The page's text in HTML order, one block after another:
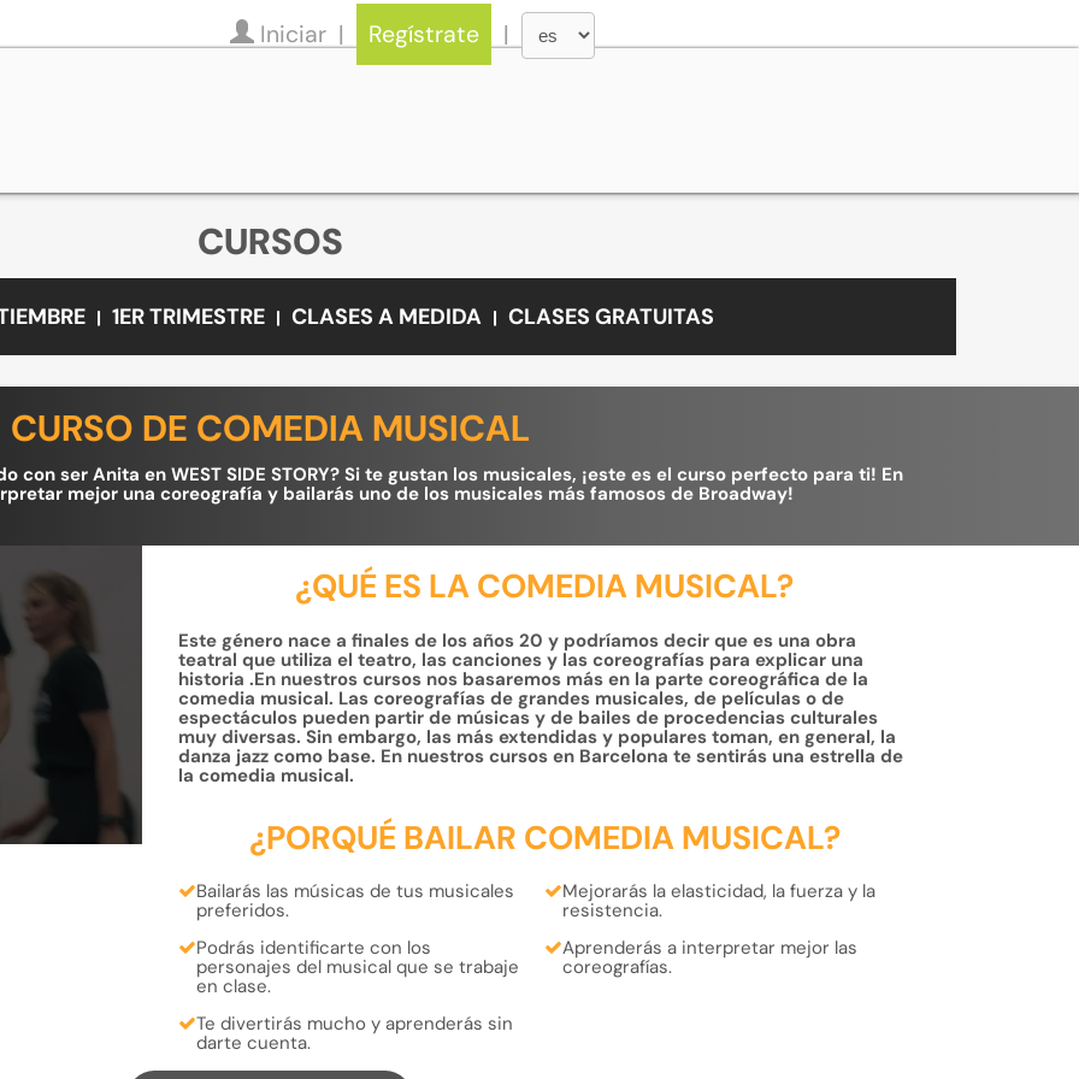
Iniciar Regístrate
CURSOS
1ER TRIMESTRE CLASES A MEDIDA CLASES GRATUITAS
CURSO DE COMEDIA MUSICAL
con ser Anita en WEST SIDE STORY? Si te gustan los musicales, ¡este es el curso perfecto para ti! En
mejor una coreografía y bailarás uno de los musicales más famosos de Broadway!
¿QUÉ ES LA COMEDIA MUSICAL?
Este género nace a finales de los años 20 y podríamos decir que es una obra
teatral que utiliza el teatro, las canciones y las coreografías para explicar una
historia .En nuestros cursos nos basaremos más en la parte coreográfica de la
comedia musical. Las coreografías de grandes musicales, de películas o de
espectáculos pueden partir de músicas y de bailes de procedencias culturales
muy diversas. Sin embargo, las más extendidas y populares toman, en general, la
danza jazz como base. En nuestros cursos en Barcelona te sentirás una estrella de
la comedia musical.
¿PORQUÉ BAILAR COMEDIA MUSICAL?
Bailarás las músicas de tus musicales
preferidos.
Mejorarás laelasticidad, la fuerza y la
resistencia.
Podrás identificarte con los
personajes del musical que se trabaje
en clase.
Aprenderás a interpretar mejor las
coreografías.
Te divertirás mucho y aprenderás sin
darte cuenta.